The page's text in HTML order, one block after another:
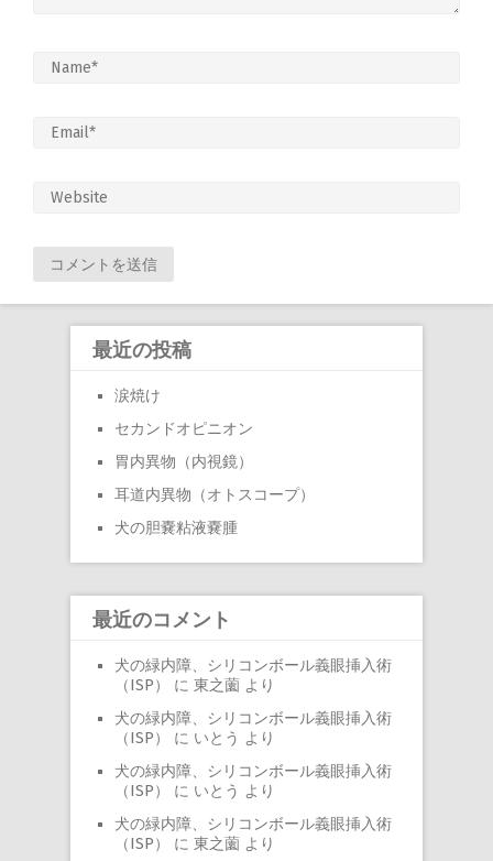
最近の投稿
涙焼け
セカンドオピニオン
胃内異物（内視鏡）
耳道内異物（オトスコープ）
犬の胆嚢粘液嚢腫
最近のコメント
犬の緑内障、シリコンボール義眼挿入術
（ISP）
に 東之薗 より
犬の緑内障、シリコンボール義眼挿入術
（ISP）
に いとう より
犬の緑内障、シリコンボール義眼挿入術
（ISP）
に いとう より
犬の緑内障、シリコンボール義眼挿入術
（ISP）
に 東之薗 より